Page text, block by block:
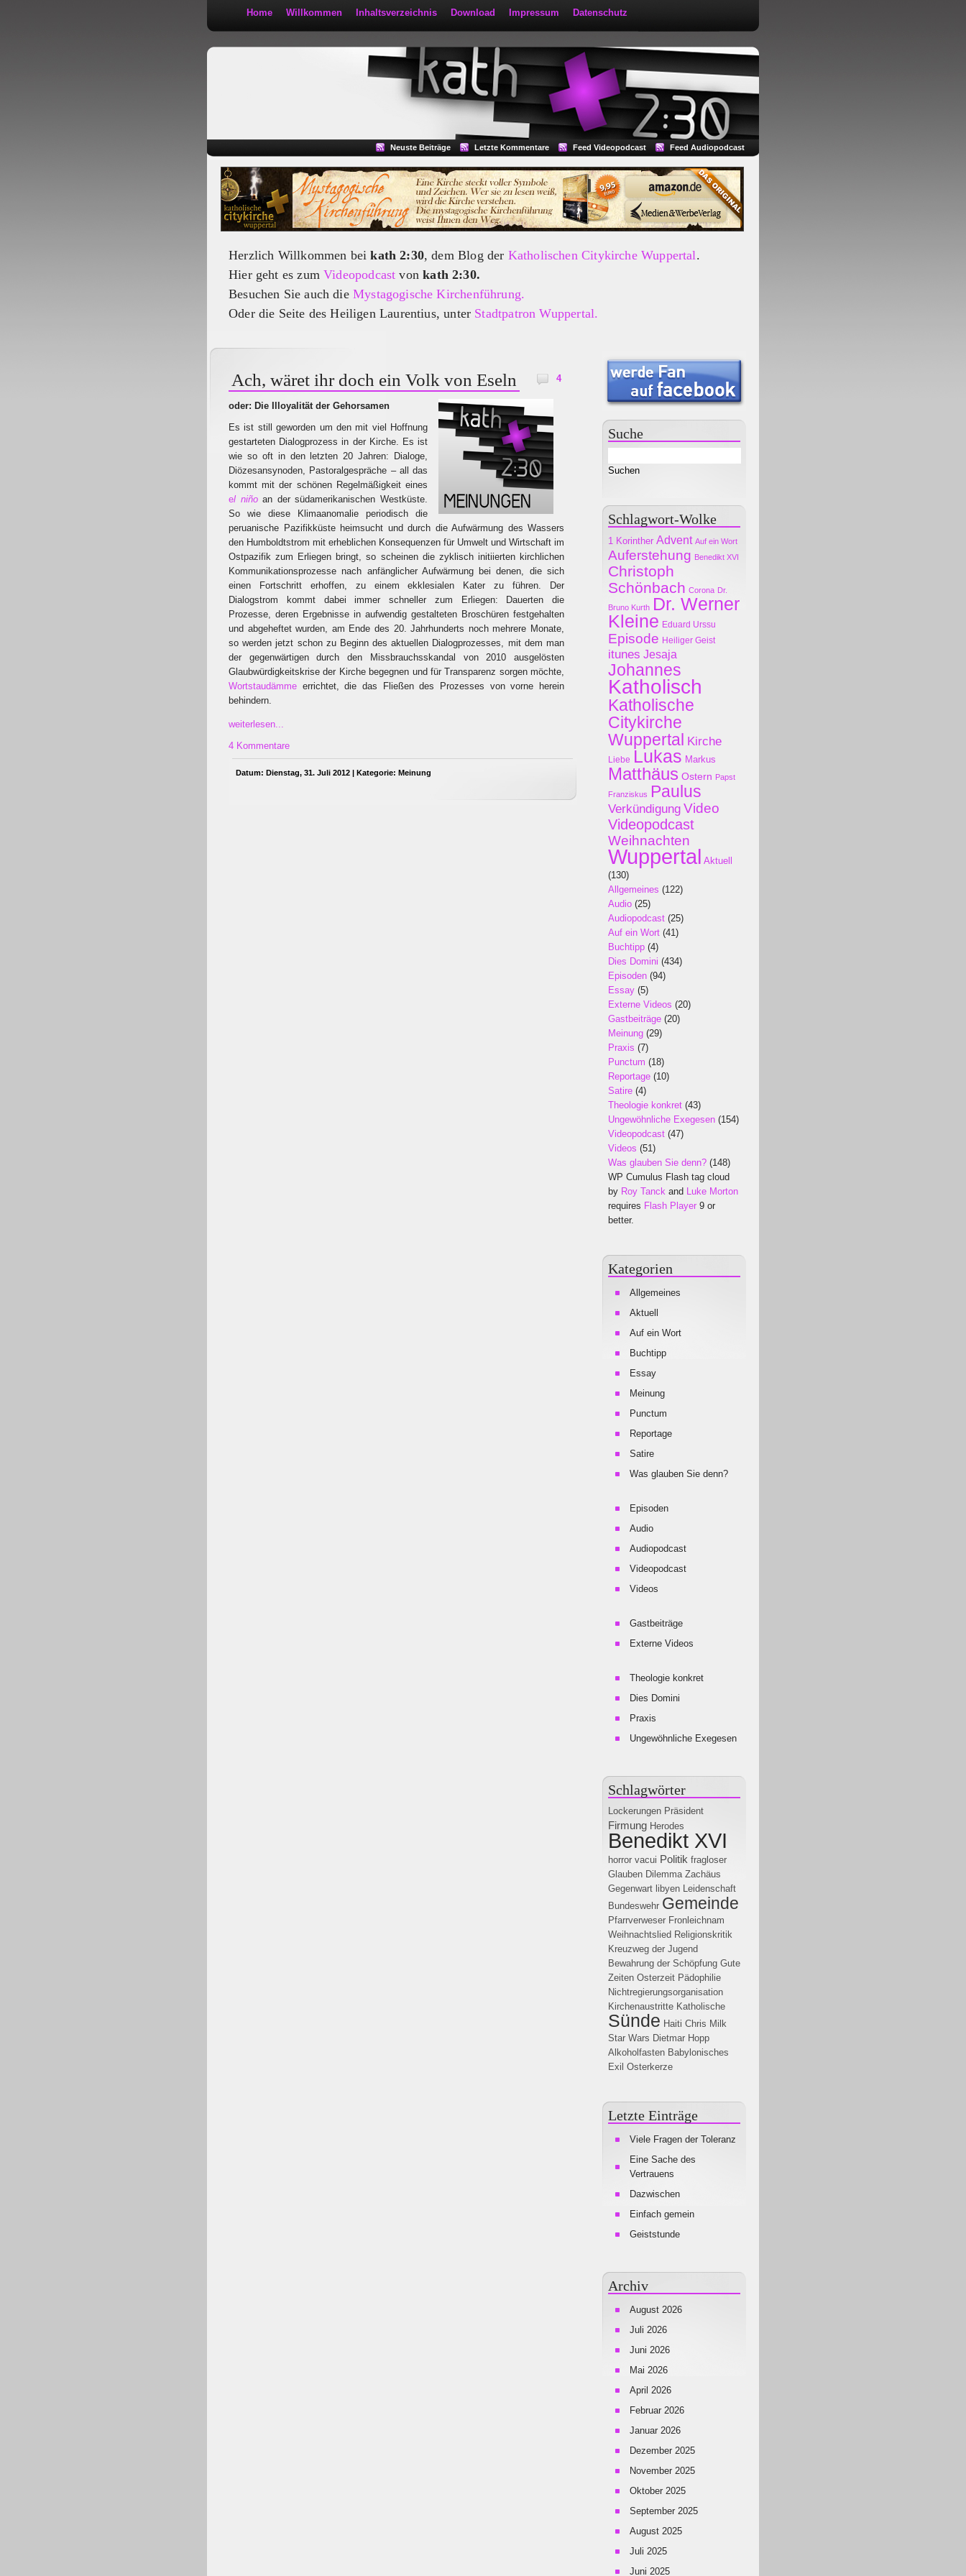
Home Willkommen Inhaltsverzeichnis Download Impressum Datenschutz
Neuste Beiträge Letzte Kommentare Feed Videopodcast Feed Audiopodcast
Herzlich Willkommen beikath 2:30, dem Blog der Katholischen Citykirche Wuppertal.
Hier geht es zumVideopodcast vonkath 2:30.
Besuchen Sie auch die Mystagogische Kirchenführung.
Oder die Seite des Heiligen Laurentius, unter Stadtpatron Wuppertal.
Ach, wäret ihr doch ein Volk von Eseln 4
oder: Die Illoyalität der Gehorsamen
Es ist still geworden um den mit viel Hoffnung
gestarteten Dialogprozess in der Kirche. Es ist
wie so oft in den letzten 20 Jahren: Dialoge,
Diözesansynoden, Pastoralgespräche – all das
kommt mit der schönen Regelmäßigkeit eines
el niñoan der südamerikanischen Westküste.
So wie diese Klimaanomalie periodisch die
peruanische Pazifikküste heimsucht und durch die Aufwärmung des Wassers
den Humboldtstrom mit erheblichen Konsequenzen für Umwelt und Wirtschaft im
Ostpazifik zum Erliegen bringt, so scheinen die zyklisch initiierten kirchlichen
Kommunikationsprozesse nach anfänglicher Aufwärmung bei denen, die sich
einen Fortschritt erhoffen, zu einem ekklesialen Kater zu führen. Der
Dialogstrom kommt dabei immer schneller zum Erliegen: Dauerten die
Prozesse, deren Ergebnisse in aufwendig gestalteten Broschüren festgehalten
und abgeheftet wurden, am Ende des 20. Jahrhunderts noch mehrere Monate,
so werden jetzt schon zu Beginn des aktuellen Dialogprozesses, mit dem man
der gegenwärtigen durch den Missbrauchsskandal von 2010 ausgelösten
Glaubwürdigkeitskrise der Kirche begegnen und für Transparenz sorgen möchte,
Wortstaudämme errichtet, die das Fließen des Prozesses von vorne herein
behindern.
weiterlesen...
4 Kommentare
Datum: Dienstag, 31. Juli 2012 | Kategorie: Meinung
Suche
Schlagwort-Wolke
1 Korinther Advent Auf ein Wort
Auferstehung Benedikt XVI
Christoph
Schönbach Corona Dr.
Bruno Kurth Dr. Werner
Kleine Eduard Urssu
Episode Heiliger Geist
itunes Jesaja
Johannes
Katholisch
Katholische
Citykirche
Wuppertal Kirche
Liebe Lukas Markus
Matthäus Ostern Papst
Franziskus Paulus
Verkündigung Video
Videopodcast
Weihnachten
Wuppertal Aktuell
(130)
Allgemeines (122)
Audio (25)
Audiopodcast (25)
Auf ein Wort (41)
Buchtipp (4)
Dies Domini (434)
Episoden (94)
Essay (5)
Externe Videos (20)
Gastbeiträge (20)
Meinung (29)
Praxis (7)
Punctum (18)
Reportage (10)
Satire (4)
Theologie konkret (43)
Ungewöhnliche Exegesen (154)
Videopodcast (47)
Videos (51)
Was glauben Sie denn? (148)
WP Cumulus Flash tag cloud
by Roy Tanck and Luke Morton
requires Flash Player 9 or
better.
Kategorien
Allgemeines
Aktuell
Auf ein Wort
Buchtipp
Essay
Meinung
Punctum
Reportage
Satire
Was glauben Sie denn?
Episoden
Audio
Audiopodcast
Videopodcast
Videos
Gastbeiträge
Externe Videos
Theologie konkret
Dies Domini
Praxis
Ungewöhnliche Exegesen
Schlagwörter
Lockerungen Präsident
Firmung Herodes
Benedikt XVI
horror vacui Politik fragloser
Glauben Dilemma Zachäus
Gegenwart libyen Leidenschaft
Bundeswehr Gemeinde
Pfarrverweser Fronleichnam
Weihnachtslied Religionskritik
Kreuzweg der Jugend
Bewahrung der Schöpfung Gute
Zeiten Osterzeit Pädophilie
Nichtregierungsorganisation
Kirchenaustritte Katholische
Sünde Haiti Chris Milk
Star Wars Dietmar Hopp
Alkoholfasten Babylonisches
Exil Osterkerze
Letzte Einträge
Viele Fragen der Toleranz
Eine Sache des
Vertrauens
Dazwischen
Einfach gemein
Geiststunde
Archiv
August 2026
Juli 2026
Juni 2026
Mai 2026
April 2026
Februar 2026
Januar 2026
Dezember 2025
November 2025
Oktober 2025
September 2025
August 2025
Juli 2025
Juni 2025